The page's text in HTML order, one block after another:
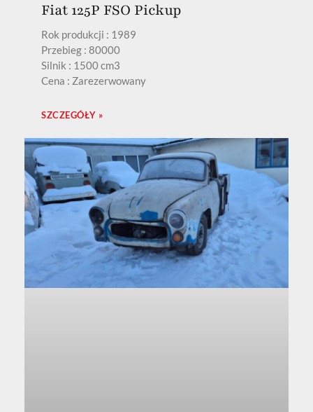
Fiat 125P FSO Pickup
Rok produkcji : 1989
Przebieg : 80000
Silnik : 1500 cm3
Cena : Zarezerwowany
SZCZEGÓŁY »